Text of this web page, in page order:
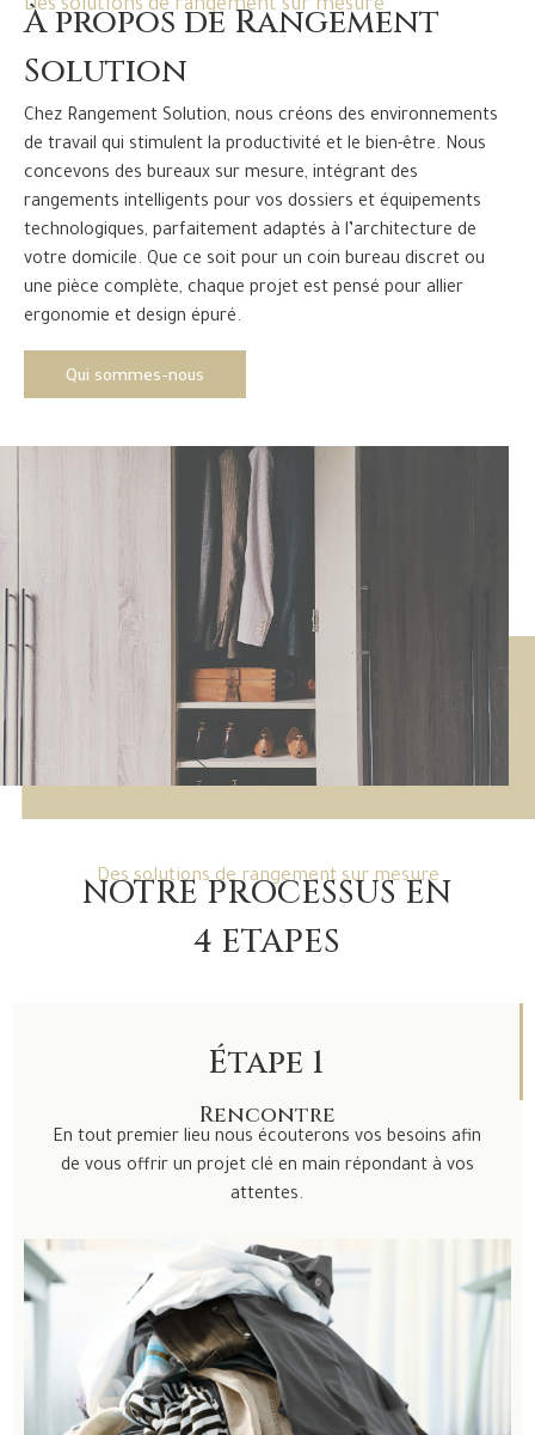
Des solutions de rangement sur mesure
À propos de Rangement
Solution
Chez Rangement Solution, nous créons des environnements
de travail qui stimulent la productivité et le bien-être. Nous
concevons des bureaux sur mesure, intégrant des
rangements intelligents pour vos dossiers et équipements
technologiques, parfaitement adaptés à l’architecture de
votre domicile. Que ce soit pour un coin bureau discret ou
une pièce complète, chaque projet est pensé pour allier
ergonomie et design épuré.
Qui sommes-nous
Des solutions de rangement sur mesure
NOTRE PROCESSUS EN
4 ETAPES
Étape 1
Rencontre
En tout premier lieu nous écouterons vos besoins afin
de vous offrir un projet clé en main répondant à vos
attentes.